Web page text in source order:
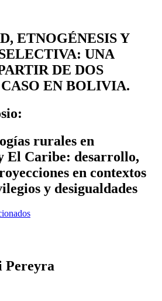
ETNOGÉNESIS Y
UNA
DE DOS
EN BOLIVIA.
rurales en
El Caribe: desarrollo,
en contextos
y desigualdades
Pereyra